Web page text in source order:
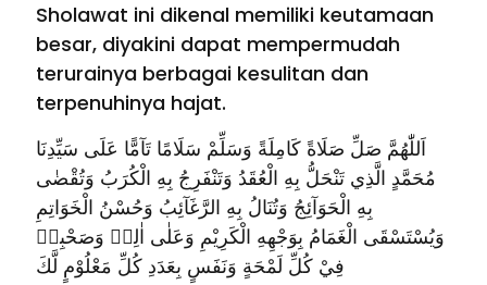
Sholawat ini dikenal memiliki keutamaan
besar, diyakini dapat mempermudah
terurainya berbagai kesulitan dan
terpenuhinya hajat.
اَللّٰهُمَّ صَلِّ صَلَاةً كَامِلَةً وَسَلِّمْ سَلَامًا تَآمًّا عَلَى سَيِّدِنَا
مُحَمَّدٍ الَّذِي تَنْحَلُّ بِهِ الْعُقَدُ وَتَنْفَرِجُ بِهِ الْكُرَبُ وَتُقْضٰى
بِهِ الْحَوَآئِجُ وَتُنَالُ بِهِ الرَّغَآئِبُ وَحُسْنُ الْخَوَاتِمِ
وَيُسْتَسْقَى الْغَمَامُ بِوَجْهِهِ الْكَرِيْمِ وَعَلٰى اٰلِهٖ وَصَحْبِهٖ
فِيْ كُلِّ لَمْحَةٍ وَنَفَسٍ بِعَدَدِ كُلِّ مَعْلُوْمٍ لَّكَ